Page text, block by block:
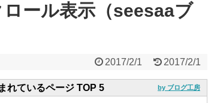
ール表示（seesaaブ
2017/2/1 2017/2/1
by ブログ工房
れているページ TOP 5